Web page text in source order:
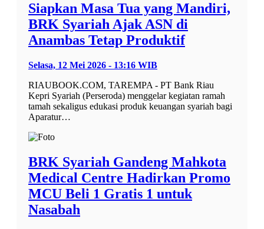
Siapkan Masa Tua yang Mandiri,
BRK Syariah Ajak ASN di
Anambas Tetap Produktif
Selasa, 12 Mei 2026 - 13:16 WIB
RIAUBOOK.COM, TAREMPA - PT Bank Riau
Kepri Syariah (Perseroda) menggelar kegiatan ramah
tamah sekaligus edukasi produk keuangan syariah bagi
Aparatur…
BRK Syariah Gandeng Mahkota
Medical Centre Hadirkan Promo
MCU Beli 1 Gratis 1 untuk
Nasabah